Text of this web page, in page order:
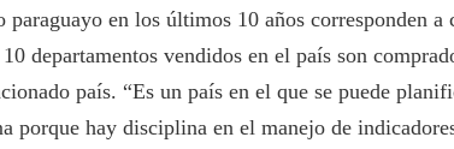
paraguayo en los últimos 10 años corresponden
10 departamentos vendidos en el país son
país. “Es un país en el que se puede
porque hay disciplina en el manejo de